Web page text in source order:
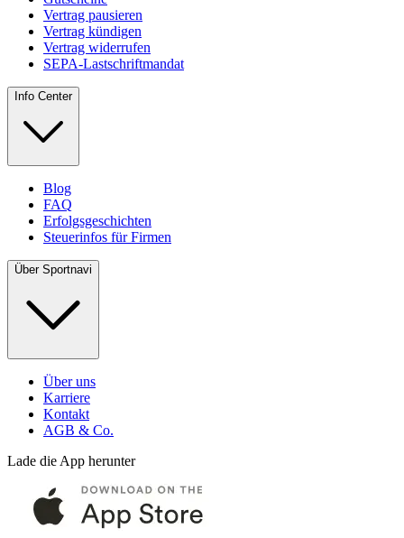
Vertrag pausieren
Vertrag kündigen
Vertrag widerrufen
SEPA-Lastschriftmandat
Info Center
Blog
FAQ
Erfolgsgeschichten
Steuerinfos für Firmen
Über Sportnavi
Über uns
Karriere
Kontakt
AGB & Co.
Lade die App herunter